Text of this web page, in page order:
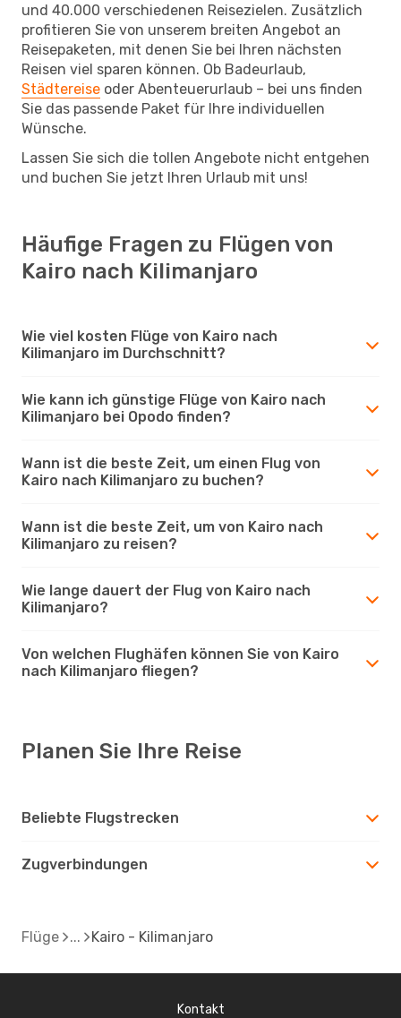
und 40.000 verschiedenen Reisezielen. Zusätzlich
profitieren Sie von unserem breiten Angebot an
Reisepaketen, mit denen Sie bei Ihren nächsten
Reisen viel sparen können. Ob Badeurlaub,
Städtereise oder Abenteuerurlaub – bei uns finden
Sie das passende Paket für Ihre individuellen
Wünsche.
Lassen Sie sich die tollen Angebote nicht entgehen
und buchen Sie jetzt Ihren Urlaub mit uns!
Häufige Fragen zu Flügen von
Kairo nach Kilimanjaro
Wie viel kosten Flüge von Kairo nach
Kilimanjaro im Durchschnitt?
Wie kann ich günstige Flüge von Kairo nach
Kilimanjaro bei Opodo finden?
Wann ist die beste Zeit, um einen Flug von
Kairo nach Kilimanjaro zu buchen?
Wann ist die beste Zeit, um von Kairo nach
Kilimanjaro zu reisen?
Wie lange dauert der Flug von Kairo nach
Kilimanjaro?
Von welchen Flughäfen können Sie von Kairo
nach Kilimanjaro fliegen?
Planen Sie Ihre Reise
Beliebte Flugstrecken
Zugverbindungen
Flüge Kairo - Kilimanjaro
Kontakt